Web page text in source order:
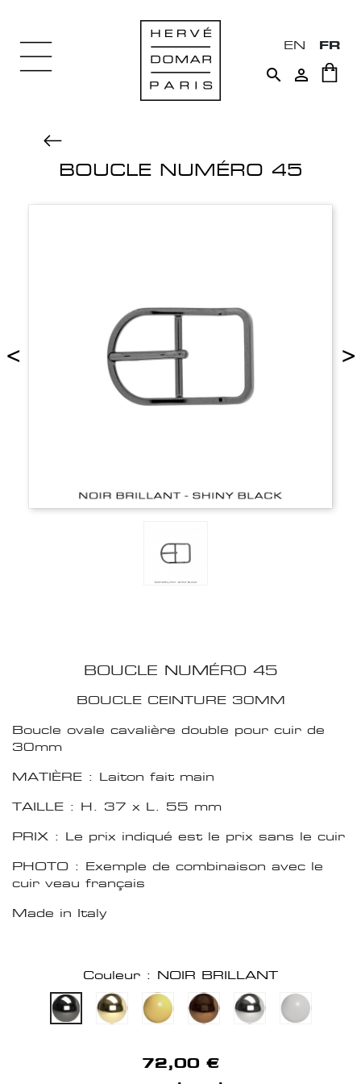
EN FR
 
BOUCLE NUMÉRO 45
< >
BOUCLE NUMÉRO 45
BOUCLE CEINTURE 30MM
Boucle ovale cavalière double pour cuir de
30mm
MATIÈRE : Laiton fait main
TAILLE : H. 37 x L. 55 mm
PRIX : Le prix indiqué est le prix sans le cuir
PHOTO : Exemple de combinaison avec le
cuir veau français
Made in Italy
Couleur : NOIR BRILLANT
72,00 €